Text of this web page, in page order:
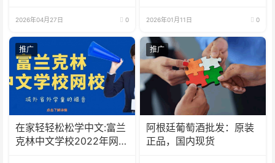
2026年04月27日 0 2026年01月11日 0
推广
在家轻轻松松学中文:富兰
克林中文学校2022年网校
推广
阿根廷葡萄酒批发：原装
正品，国内现货